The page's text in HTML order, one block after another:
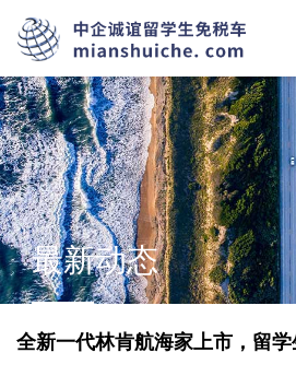
最新动态
全新一代林肯航海家上市，留